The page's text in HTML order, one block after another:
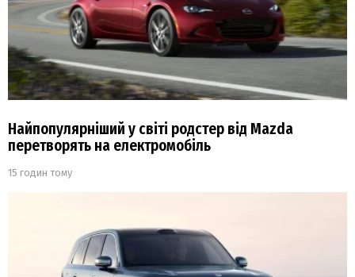
Найпопулярніший у світі родстер від Mazda
перетворять на електромобіль
15 годин тому